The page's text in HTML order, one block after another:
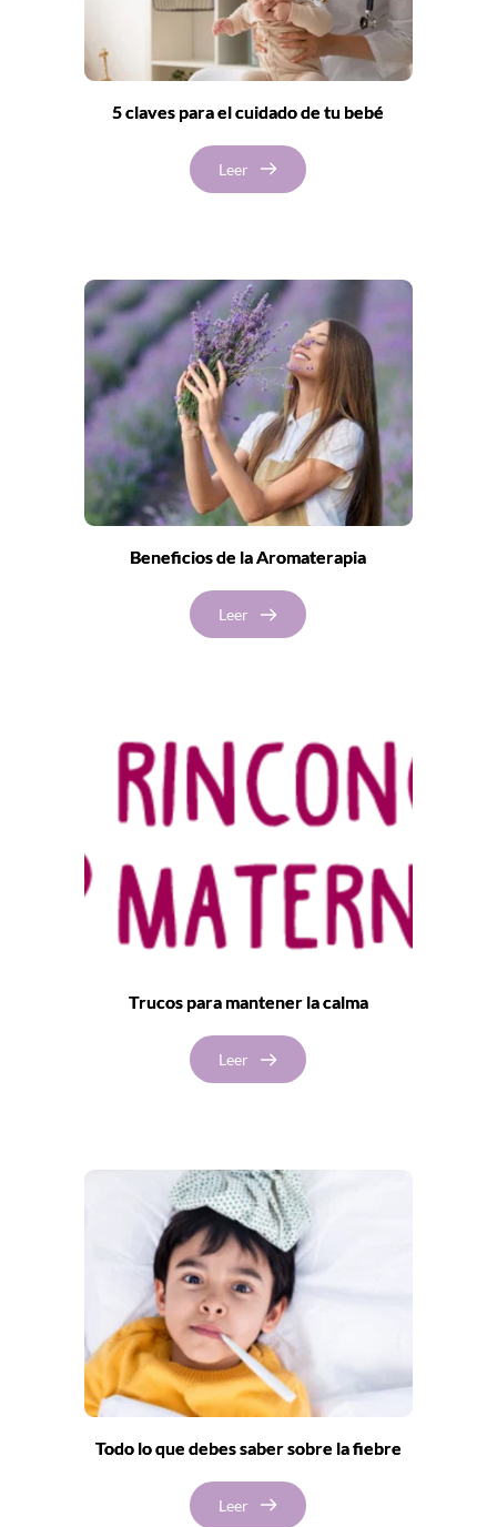
5 claves para el cuidado de tu bebé
Leer
Beneficios de la Aromaterapia
Leer
Trucos para mantener la calma
Leer
Todo lo que debes saber sobre la fiebre
Leer